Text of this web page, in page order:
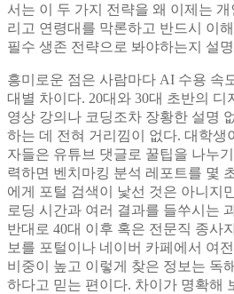
서는 이 두 가지 전략을 왜 이제는
리고 연령대를 막론하고 반드시 이
필수 생존 전략으로 봐야하는지 설
흥미로운 점은 사람마다 AI 수용 속
대별 차이다. 20대와 30대 초반의 디
영상 강의나 코딩조차 장황한 설명
하는 데 전혀 거리낌이 없다. 대학생
자들은 유튜브 댓글로 꿀팁을 나누
력하면 벤치마킹 분석 레포트를 몇
에게 포털 검색이 낯선 것은 아니지
로딩 시간과 여러 결과를 들쑤시는
반대로 40대 이후 혹은 전문직 종사
보를 포털이나 네이버 카페에서 여
비중이 높고 이렇게 찾은 정보는 독
하다고 믿는 편이다. 차이가 명확해